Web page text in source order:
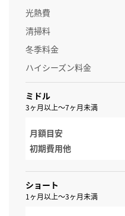
光熱費
清掃料
冬季料金
ハイシーズン料金
ミドル
3ヶ月以上～7ヶ月未満
月額目安
初期費用他
ショート
1ヶ月以上～3ヶ月未満